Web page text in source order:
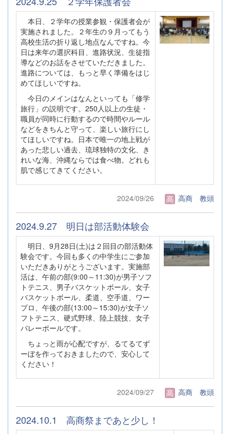
本日、２学年の授業参観・保護者会が
実施されました。２年生の９月ってもう
高校生活の折り返し地点なんですね。今
日は来年の選択科目、進路状況、生徒指
導などのお話をさせていただきました。
進路については、もっと早く準備をはじ
めてほしいですね。
今日のメインはなんといっても「修学
旅行」の説明です。250人以上の生徒・
職員が同時に行動するので時間やルール
などをきちんと守って、楽しい旅行にし
てほしいですね。日本で唯一の地上戦が
あった悲しい過去、琉球独特の文化、き
れいな海、沖縄ならでは食べ物。どれも
肌で感じてきてください。
2024/09/26 高商 教頭
2024.9.27 明日は部活動体験会
明日、9月28日(土)は２回目の部活動体
験会です。今回も多くの中学生にご参加
いただきありがとうございます。実施部
活は、 午前の部(9:00～11:30)が男子ソフ
トテニス、男子バスケットボール、女子
バスケットボール、柔道、空手道、ワー
プロ、午後の部(13:00～15:30)が女子ソ
フトテニス、硬式野球、陸上競技、女子
バレーボールです。
ちょっと雨が心配ですが、るてるてず
ーぼを作っておきましたので、安心して
ください！
2024/09/27 高商 教頭
2024.10.1 高商祭まであと少し！